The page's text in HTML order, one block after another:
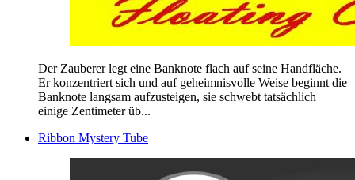
Der Zauberer legt eine Banknote flach auf seine Handfläche.
Er konzentriert sich und auf geheimnisvolle Weise beginnt die
Banknote langsam aufzusteigen, sie schwebt tatsächlich
einige Zentimeter üb...
Ribbon Mystery Tube